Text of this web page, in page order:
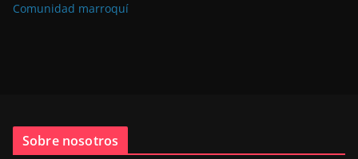
Comunidad marroquí
Sobre nosotros